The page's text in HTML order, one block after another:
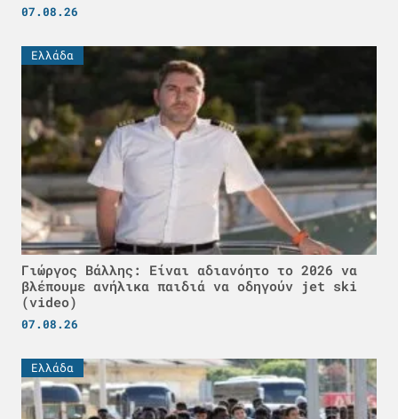
07.08.26
Ελλάδα
Γιώργος Βάλλης: Είναι αδιανόητο το 2026 να
βλέπουμε ανήλικα παιδιά να οδηγούν jet ski
(video)
07.08.26
Ελλάδα